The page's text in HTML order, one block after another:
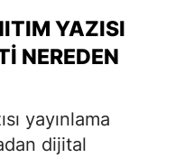
YAZISI
NEREDEN
yayınlama
dijital